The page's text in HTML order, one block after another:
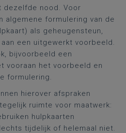
dezelfde nood. Voor
algemene formulering van de
als geheugensteun,
een uitgewerkt voorbeeld.
bijvoorbeeld een
vooraan het voorbeeld en
formulering.
hierover afspraken
ruimte voor maatwerk:
hulpkaarten
tijdelijk of helemaal niet.